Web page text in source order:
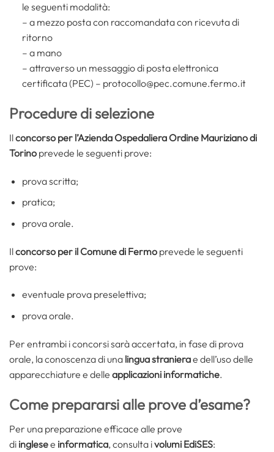
le seguenti modalità:
– a mezzo posta con raccomandata con ricevuta di
ritorno
– a mano
– attraverso un messaggio di posta elettronica
certificata (PEC) – protocollo@pec.comune.fermo.it
Procedure di selezione
Ilconcorso per l’Azienda Ospedaliera Ordine Mauriziano di
Torino prevede le seguenti prove:
prova scritta;
pratica;
prova orale.
Ilconcorso per il Comune di Fermo prevede le seguenti
prove:
eventuale prova preselettiva;
prova orale.
Per entrambi i concorsi sarà accertata, in fase di prova
orale, la conoscenza di una lingua stranierae dell’uso delle
apparecchiature e delle applicazioni informatiche.
Come prepararsi alle prove d’esame?
Per una preparazione efficace alle prove
di inglesee informatica, consulta ivolumi EdiSES: